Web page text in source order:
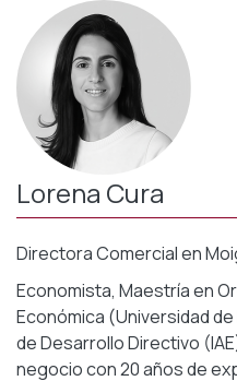
Lorena Cura
Directora Comercial en
Economista, Maestría en
Económica (Universidad
de Desarrollo Directivo
negocio con 20 años de